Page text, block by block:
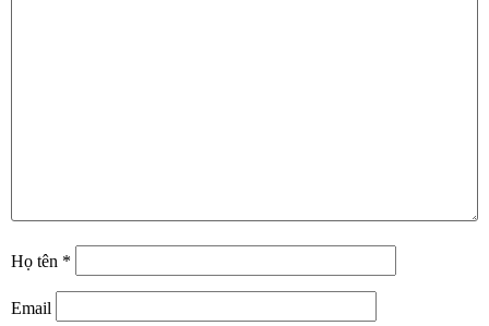
Họ tên *
Email